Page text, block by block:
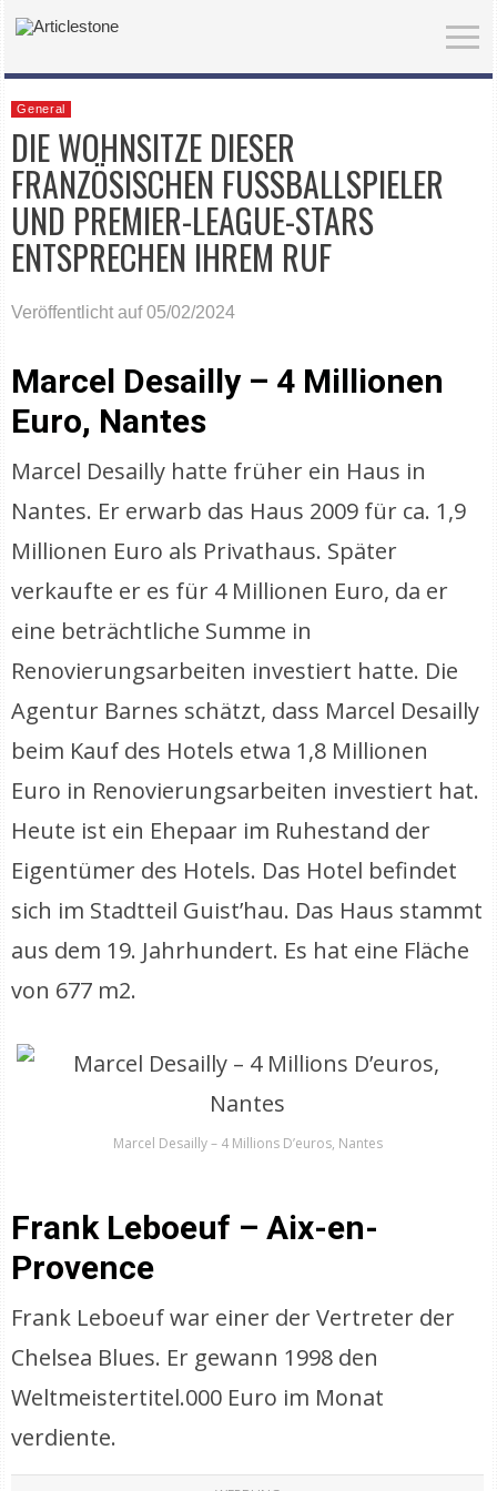
General
DIE WOHNSITZE DIESER
FRANZÖSISCHEN FUSSBALLSPIELER U
ND PREMIER-LEAGUE-STARS E
NTSPRECHEN IHREM RUF
Veröffentlicht auf 05/02/2024
Marcel Desailly – 4 Millionen
Euro, Nantes
Marcel Desailly hatte früher ein Haus in
Nantes. Er erwarb das Haus 2009 für ca. 1,9
Millionen Euro als Privathaus. Später
verkaufte er es für 4 Millionen Euro, da er
eine beträchtliche Summe in
Renovierungsarbeiten investiert hatte. Die
Agentur Barnes schätzt, dass Marcel Desailly
beim Kauf des Hotels etwa 1,8 Millionen
Euro in Renovierungsarbeiten investiert hat.
Heute ist ein Ehepaar im Ruhestand der
Eigentümer des Hotels. Das Hotel befindet
sich im Stadtteil Guist’hau. Das Haus stammt
aus dem 19. Jahrhundert. Es hat eine Fläche
von 677 m2.
Marcel Desailly – 4 Millions D’euros, Nantes
Frank Leboeuf – Aix-en-
Provence
Frank Leboeuf war einer der Vertreter der
Chelsea Blues. Er gewann 1998 den
Weltmeistertitel.000 Euro im Monat
verdiente.